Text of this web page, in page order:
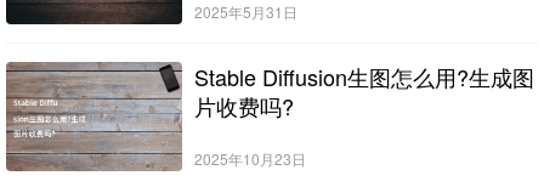
2025年5月31日
Stable Diffusion生图怎么用?生成图
片收费吗?
2025年10月23日